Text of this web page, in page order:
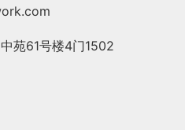
苑61号楼4门1502